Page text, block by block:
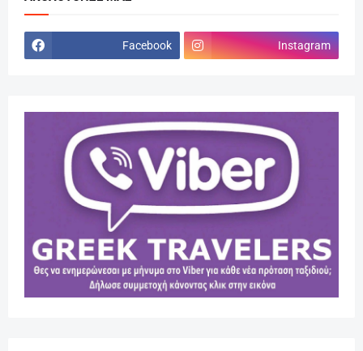
Facebook Instagram